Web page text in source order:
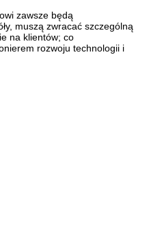
zawsze będą
muszą zwracać szczególną
na klientów; co
rozwoju technologii i